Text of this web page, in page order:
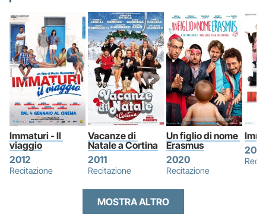
Immaturi - Il
viaggio
2012
Recitazione
Vacanze di
Natale a Cortina
2011
Recitazione
Un figlio di nome
Erasmus
2020
Recitazione
2011
MOSTRA ALTRO